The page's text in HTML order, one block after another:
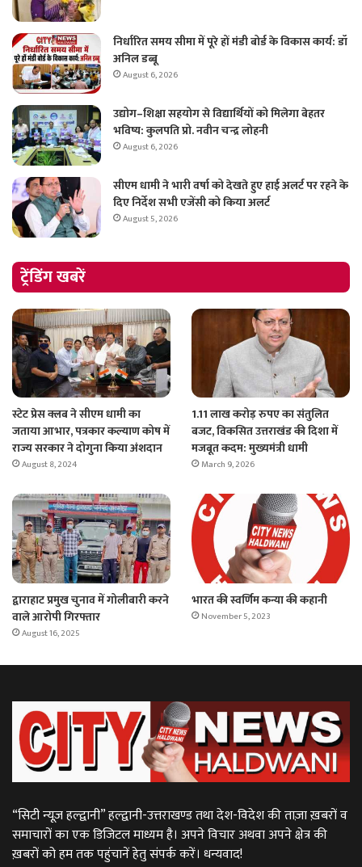
निर्धारित समय सीमा में पूरे हों मंडी बोर्ड के विकास कार्य: डॉ
अनिल डब्बू
August 6, 2026
उद्योग–शिक्षा सहयोग से विद्यार्थियों को मिलेगा बेहतर
भविष्य: कुलपति प्रो. नवीन चन्द्र लोहनी
August 6, 2026
सीएम धामी ने भारी वर्षा को देखते हुए हाई अलर्ट पर रहने के
दिए निर्देश सभी एजेंसी को किया अलर्ट
August 5, 2026
ट्रेंडिंग खबरें
स्टेट प्रेस क्लब ने सीएम धामी का
जताया आभार, पत्रकार कल्याण कोष में
राज्य सरकार ने दोगुना किया अंशदान
August 8, 2024
1.11 लाख करोड़ रुपए का संतुलित
बजट, विकसित उत्तराखंड की दिशा में
मजबूत कदम: मुख्यमंत्री धामी
March 9, 2026
द्वाराहाट प्रमुख चुनाव में गोलीबारी करने
वाले आरोपी गिरफ्तार
August 16, 2025
भारत की स्वर्णिम कन्या की कहानी
November 5, 2023
“सिटी न्यूज़ हल्द्वानी” हल्द्वानी-उत्तराखण्ड तथा देश-विदेश की ताज़ा ख़बरों व
समाचारों का एक डिजिटल माध्यम है। अपने विचार अथवा अपने क्षेत्र की
ख़बरों को हम तक पहुंचानें हेतु संपर्क करें। धन्यवाद!